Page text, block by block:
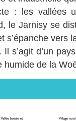
: les vallées
le Jarnisy se
s’épanche vers
s’agit d’un
humide de la